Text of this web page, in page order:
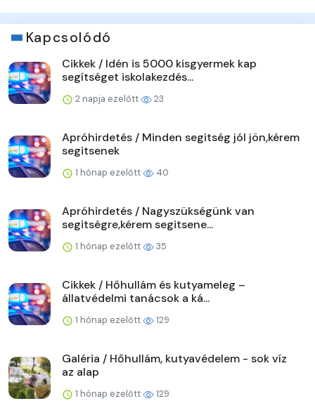
Kapcsolódó
Cikkek / Idén is 5000 kisgyermek kap
segítséget iskolakezdés...
2 napja ezelőtt 23
Apróhirdetés / Minden segitség jól jön,kérem
segitsenek
1 hónap ezelőtt 40
Apróhirdetés / Nagyszükségünk van
segitségre,kérem segitsene...
1 hónap ezelőtt 35
Cikkek / Hőhullám és kutyameleg –
állatvédelmi tanácsok a ká...
1 hónap ezelőtt 129
Galéria / Hőhullám, kutyavédelem - sok víz
az alap
1 hónap ezelőtt 129